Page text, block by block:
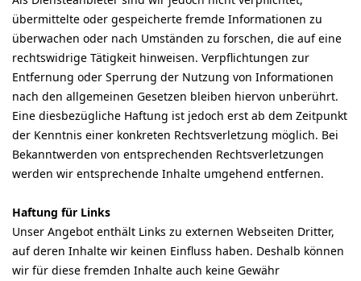
übermittelte oder gespeicherte fremde Informationen zu
überwachen oder nach Umständen zu forschen, die auf eine
rechtswidrige Tätigkeit hinweisen. Verpflichtungen zur
Entfernung oder Sperrung der Nutzung von Informationen
nach den allgemeinen Gesetzen bleiben hiervon unberührt.
Eine diesbezügliche Haftung ist jedoch erst ab dem Zeitpunkt
der Kenntnis einer konkreten Rechtsverletzung möglich. Bei
Bekanntwerden von entsprechenden Rechtsverletzungen
werden wir entsprechende Inhalte umgehend entfernen.
Haftung für Links
Unser Angebot enthält Links zu externen Webseiten Dritter,
auf deren Inhalte wir keinen Einfluss haben. Deshalb können
wir für diese fremden Inhalte auch keine Gewähr